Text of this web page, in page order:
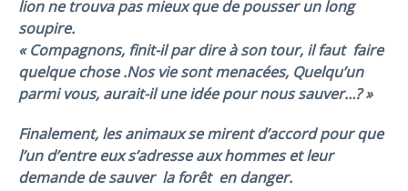
lion ne trouva pas mieux que de pousser un long
soupire.
« Compagnons, finit-il par dire à son tour, il faut faire
quelque chose .Nos vie sont menacées, Quelqu’un
parmi vous, aurait-il une idée pour nous sauver…? »
Finalement, les animaux se mirent d’accord pour que
l’un d’entre eux s’adresse aux hommes et leur
demande de sauver laforêten danger.